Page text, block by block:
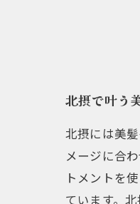
北摂で叶う
北摂には美
メージに合
トメントを
ています。